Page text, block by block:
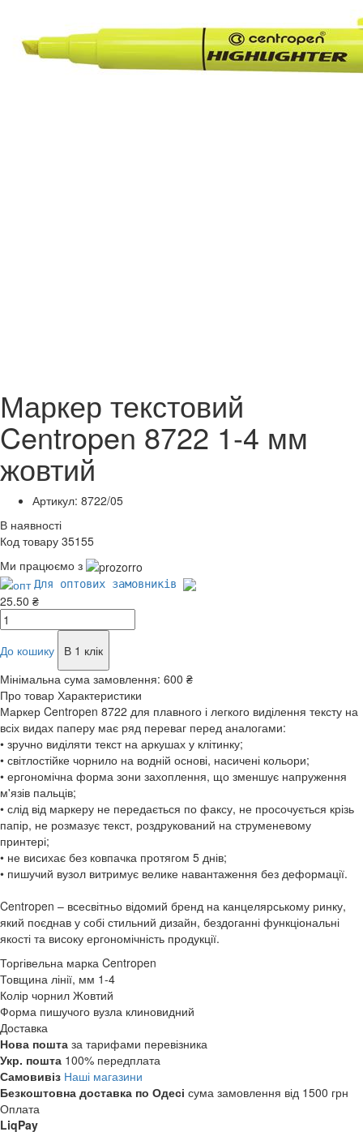
Маркер текстовий
Centropen 8722 1-4 мм
жовтий
Артикул: 8722/05
В наявності
Код товару 35155
Ми працюємо з
Для оптових замовників
25.50 ₴
До кошику
В 1 клік
Мінімальна сума замовлення: 600 ₴
Про товар Характеристики
Маркер Centropen 8722 для плавного і легкого виділення тексту на
всіх видах паперу має ряд переваг перед аналогами:
• зручно виділяти текст на аркушах у клітинку;
• світлостійке чорнило на водній основі, насичені кольори;
• ергономічна форма зони захоплення, що зменшує напруження
м'язів пальців;
• слід від маркеру не передається по факсу, не просочується крізь
папір, не розмазує текст, роздрукований на струменевому
принтері;
• не висихає без ковпачка протягом 5 днів;
• пишучий вузол витримує велике навантаження без деформації.
Centropen – всесвітньо відомий бренд на канцелярському ринку,
який поєднав у собі стильний дизайн, бездоганні функціональні
якості та високу ергономічність продукції.
Торгівельна марка Centropen
Товщина лінії, мм 1-4
Колір чорнил Жовтий
Форма пишучого вузла клиновидний
Доставка
Нова пошта за тарифами перевізника
Укр. пошта 100% передплата
Самовивіз Наші магазини
Безкоштовна доставка по Одесі сума замовлення від 1500 грн
Оплата
LiqPay